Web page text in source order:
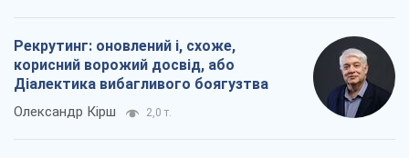
Рекрутинг: оновлений і, схоже,
корисний ворожий досвід, або
Діалектика вибагливого боягузтва
Олександр Кірш 2,0 т.